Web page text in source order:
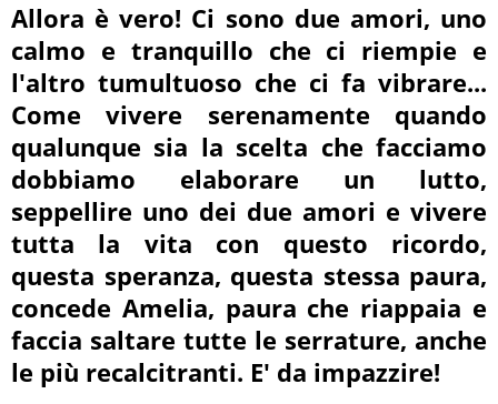
Allora è vero! Ci sono due amori, uno
calmo e tranquillo che ci riempie e
l'altro tumultuoso che ci fa vibrare...
Come vivere serenamente quando
qualunque sia la scelta che facciamo
dobbiamo elaborare un lutto,
seppellire uno dei due amori e vivere
tutta la vita con questo ricordo,
questa speranza, questa stessa paura,
concede Amelia, paura che riappaia e
faccia saltare tutte le serrature, anche
le più recalcitranti. E' da impazzire!